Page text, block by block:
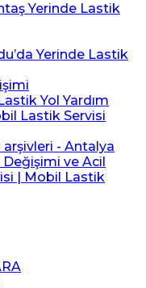
Yerinde Lastik
Yerinde Lastik
Yol Yardım
Lastik Servisi